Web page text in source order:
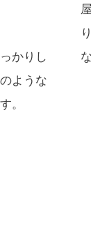
かりし
ような
。